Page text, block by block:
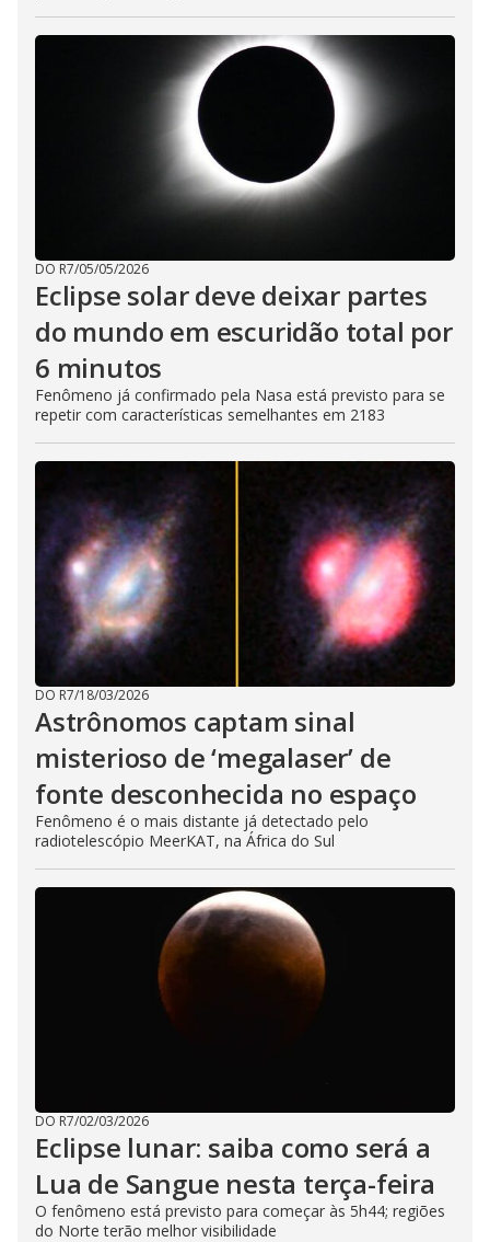
DO R7/05/05/2026
Eclipse solar deve deixar partes
do mundo em escuridão total por
6 minutos
Fenômeno já confirmado pela Nasa está previsto para se
repetir com características semelhantes em 2183
DO R7/18/03/2026
Astrônomos captam sinal
misterioso de ‘megalaser’ de
fonte desconhecida no espaço
Fenômeno é o mais distante já detectado pelo
radiotelescópio MeerKAT, na África do Sul
DO R7/02/03/2026
Eclipse lunar: saiba como será a
Lua de Sangue nesta terça-feira
O fenômeno está previsto para começar às 5h44; regiões
do Norte terão melhor visibilidade